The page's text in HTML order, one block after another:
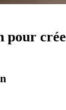
pour